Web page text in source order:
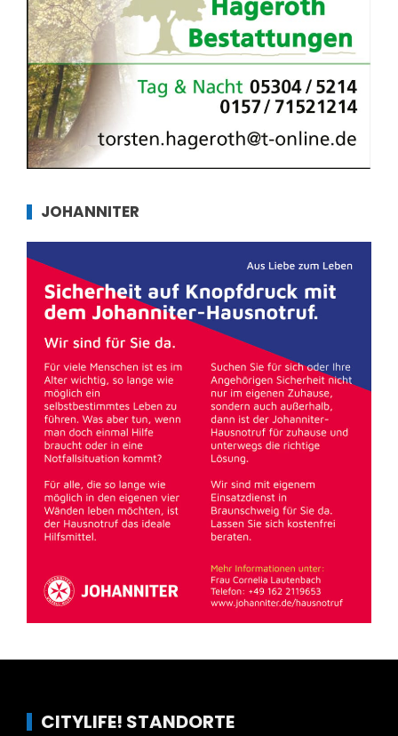
JOHANNITER
CITYLIFE! STANDORTE